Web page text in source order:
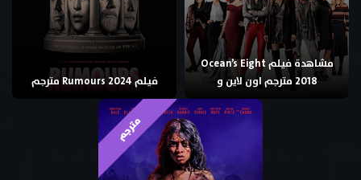
مشاهدة فيلم Ocean’s Eight
2018 مترجم اون لاين و
فيلم Rumours 2024 مترجم
مترجم